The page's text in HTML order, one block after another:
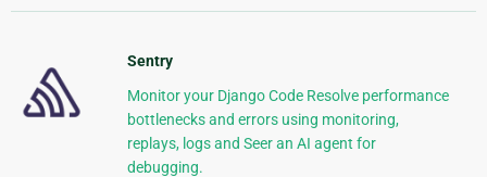
Sentry
Monitor your Django Code Resolve performance
bottlenecks and errors using monitoring,
replays, logs and Seer an AI agent for
debugging.